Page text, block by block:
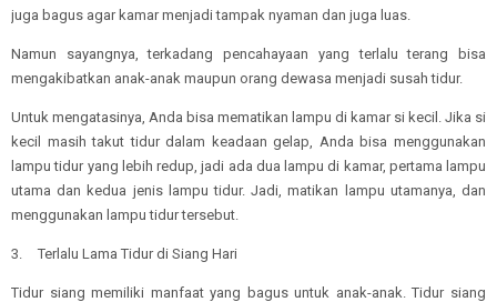
juga bagus agar kamar menjadi tampak nyaman dan juga luas.
Namun sayangnya, terkadang pencahayaan yang terlalu terang bisa
mengakibatkan anak-anak maupun orang dewasa menjadi susah tidur.
Untuk mengatasinya, Anda bisa mematikan lampu di kamar si kecil. Jika si
kecil masih takut tidur dalam keadaan gelap, Anda bisa menggunakan
lampu tidur yang lebih redup, jadi ada dua lampu di kamar, pertama lampu
utama dan kedua jenis lampu tidur. Jadi, matikan lampu utamanya, dan
menggunakan lampu tidur tersebut.
3. Terlalu Lama Tidur di Siang Hari
Tidur siang memiliki manfaat yang bagus untuk anak-anak. Tidur siang